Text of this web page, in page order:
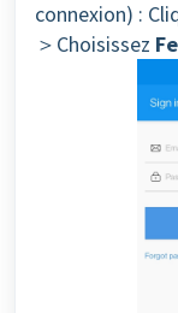
connexion) :
＞Choisissez